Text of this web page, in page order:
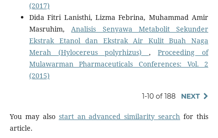
(2017)
Dida Fitri Lanisthi, Lizma Febrina, Muhammad Amir
Masruhim, Analisis Senyawa Metabolit Sekunder
Ekstrak Etanol dan Ekstrak Air Kulit Buah Naga
Merah (Hylocereus polyrhizus) ,Proceeding of
Mulawarman Pharmaceuticals Conferences: Vol. 2
(2015)
1-10 of 188 NEXT
You may also start an advanced similarity search for this
article.